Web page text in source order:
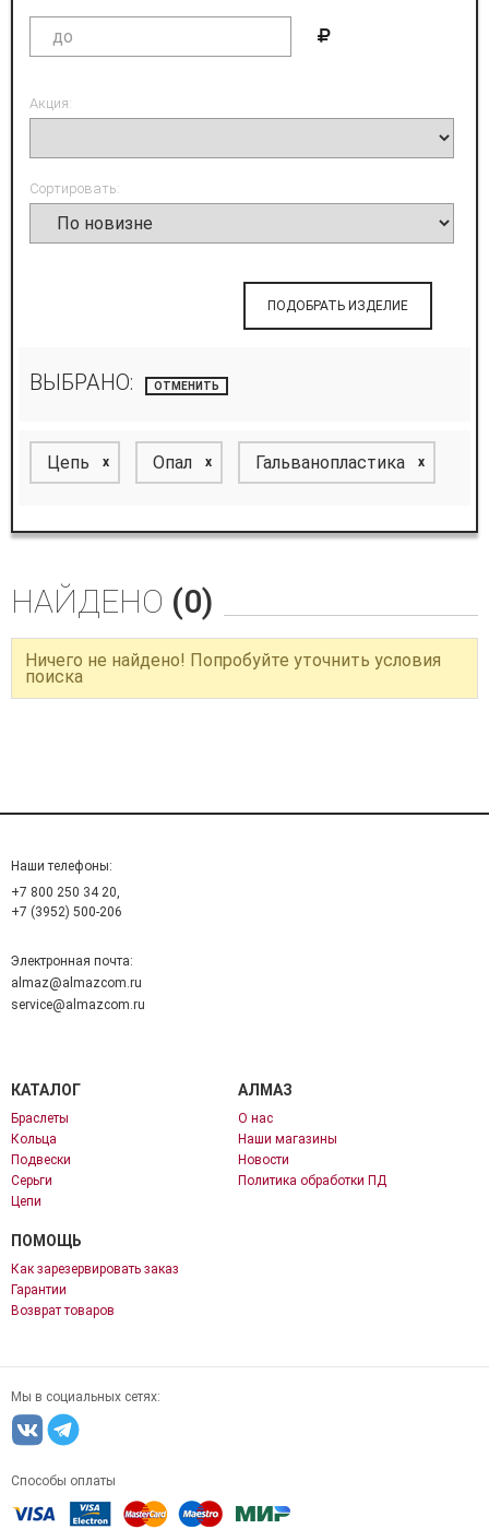
Акция:
Сортировать:
ПОДОБРАТЬ ИЗДЕЛИЕ
ВЫБРАНО: ОТМЕНИТЬ
Цепь x Опал x Гальванопластика x
НАЙДЕНО (0)
Ничего не найдено! Попробуйте уточнить условия
поиска
Наши телефоны:
+7 800 250 34 20,
+7 (3952) 500-206
Электронная почта:
almaz@almazcom.ru
service@almazcom.ru
КАТАЛОГ
Браслеты
Кольца
Подвески
Серьги
Цепи
АЛМАЗ
О нас
Наши магазины
Новости
Политика обработки ПД
ПОМОЩЬ
Как зарезервировать заказ
Гарантии
Возврат товаров
Мы в социальных сетях:
Способы оплаты